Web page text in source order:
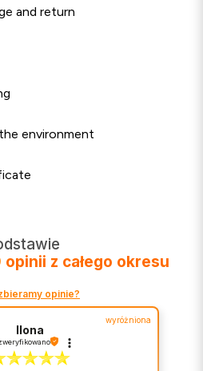
and return
environment
opinii z całego okresu
opinie?
wyróżniona
Ilona